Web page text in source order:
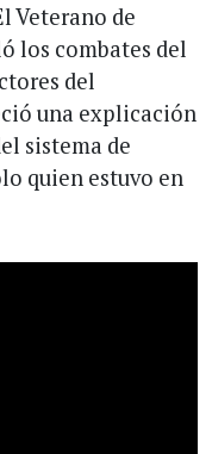
Veterano de
los combates del
del
una explicación
sistema de
quien estuvo en